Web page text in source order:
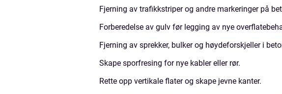
Fjerning av trafikkstriper og andre markeringer på
Forberedelse av gulv før legging av nye
Fjerning av sprekker, bulker og høydeforskjeller i
Skape sporfresing for nye kabler eller rør.
Rette opp vertikale flater og skape jevne kanter.